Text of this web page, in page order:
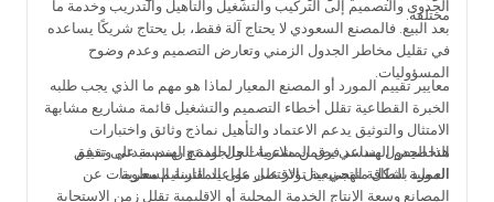
مختلفة.
الجدوى والتصميم إلى التركيب والتشغيل والتأهيل والتدريب وخدمة ما
بعد البيع. فالمصنع السعودي لا يحتاج آلة فقط، بل يحتاج شريكًا يساعده
في تقليل مخاطر الجدول الزمني وتعارض التصميم وعدم وضوح
المسؤوليات.
معايير تقييم المورد أو المصنع المعيار لماذا هو مهم ما الذي يجب طلبه
الخبرة القطاعية تقلل أخطاء التصميم والتشغيل قائمة مشاريع مشابهة
الامتثال والتوثيق يدعم الاعتماد والتأهيل نماذج وثائق واختبارات
التخصيص الهندسي يضمن ملاءمة الحل للمنتج رسم مبدئي وتدفق
العملية الطاقة التصنيعية تؤثر على مواعيد التسليم معلومات عن
المصانع وسعة الإنتاج الخدمة المحلية أو الإقليمية تقلل زمن الاستجابة
هذا الجدول يساعد فرق المشتريات والجودة والهندسة على تقييم
المورد بشكل منهجي بدل الاقتصار على المقارنة السعرية.